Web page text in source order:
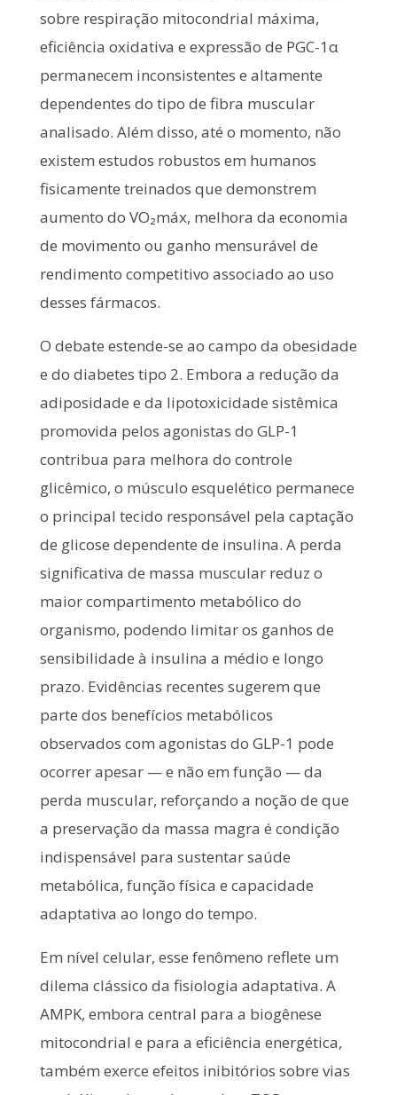
sobre respiração mitocondrial máxima,
eficiência oxidativa e expressão de PGC-1α
permanecem inconsistentes e altamente
dependentes do tipo de fibra muscular
analisado. Além disso, até o momento, não
existem estudos robustos em humanos
fisicamente treinados que demonstrem
aumento do VO₂máx, melhora da economia
de movimento ou ganho mensurável de
rendimento competitivo associado ao uso
desses fármacos.
O debate estende-se ao campo da obesidade
e do diabetes tipo 2. Embora a redução da
adiposidade e da lipotoxicidade sistêmica
promovida pelos agonistas do GLP-1
contribua para melhora do controle
glicêmico, o músculo esquelético permanece
o principal tecido responsável pela captação
de glicose dependente de insulina. A perda
significativa de massa muscular reduz o
maior compartimento metabólico do
organismo, podendo limitar os ganhos de
sensibilidade à insulina a médio e longo
prazo. Evidências recentes sugerem que
parte dos benefícios metabólicos
observados com agonistas do GLP-1 pode
ocorrer apesar — e não em função — da
perda muscular, reforçando a noção de que
a preservação da massa magra é condição
indispensável para sustentar saúde
metabólica, função física e capacidade
adaptativa ao longo do tempo.
Em nível celular, esse fenômeno reflete um
dilema clássico da fisiologia adaptativa. A
AMPK, embora central para a biogênese
mitocondrial e para a eficiência energética,
também exerce efeitos inibitórios sobre vias